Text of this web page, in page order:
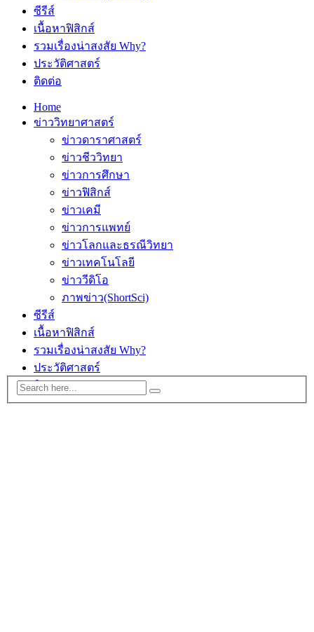
ซีรีส์
เนื้อหาฟิสิกส์
รวมเรื่องน่าสงสัย Why?
ประวัติศาสตร์
ติดต่อ
Home
ข่าววิทยาศาสตร์
ข่าวดาราศาสตร์
ข่าวชีววิทยา
ข่าวการศึกษา
ข่าวฟิสิกส์
ข่าวเคมี
ข่าวการแพทย์
ข่าวโลกและธรณีวิทยา
ข่าวเทคโนโลยี
ข่าววีดิโอ
ภาพข่าว(ShortSci)
ซีรีส์
เนื้อหาฟิสิกส์
รวมเรื่องน่าสงสัย Why?
ประวัติศาสตร์
ติดต่อ